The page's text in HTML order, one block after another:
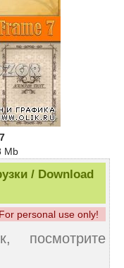
Mb
/ Download
personal use only!
посмотрите